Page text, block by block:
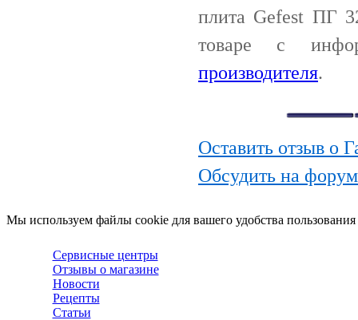
плита Gefest ПГ
товаре с
производителя.
Оставить отзыв о
Обсудить на
Мы используем файлы cookie для вашего удобства
Сервисные центры
Отзывы о магазине
Новости
Рецепты
Статьи